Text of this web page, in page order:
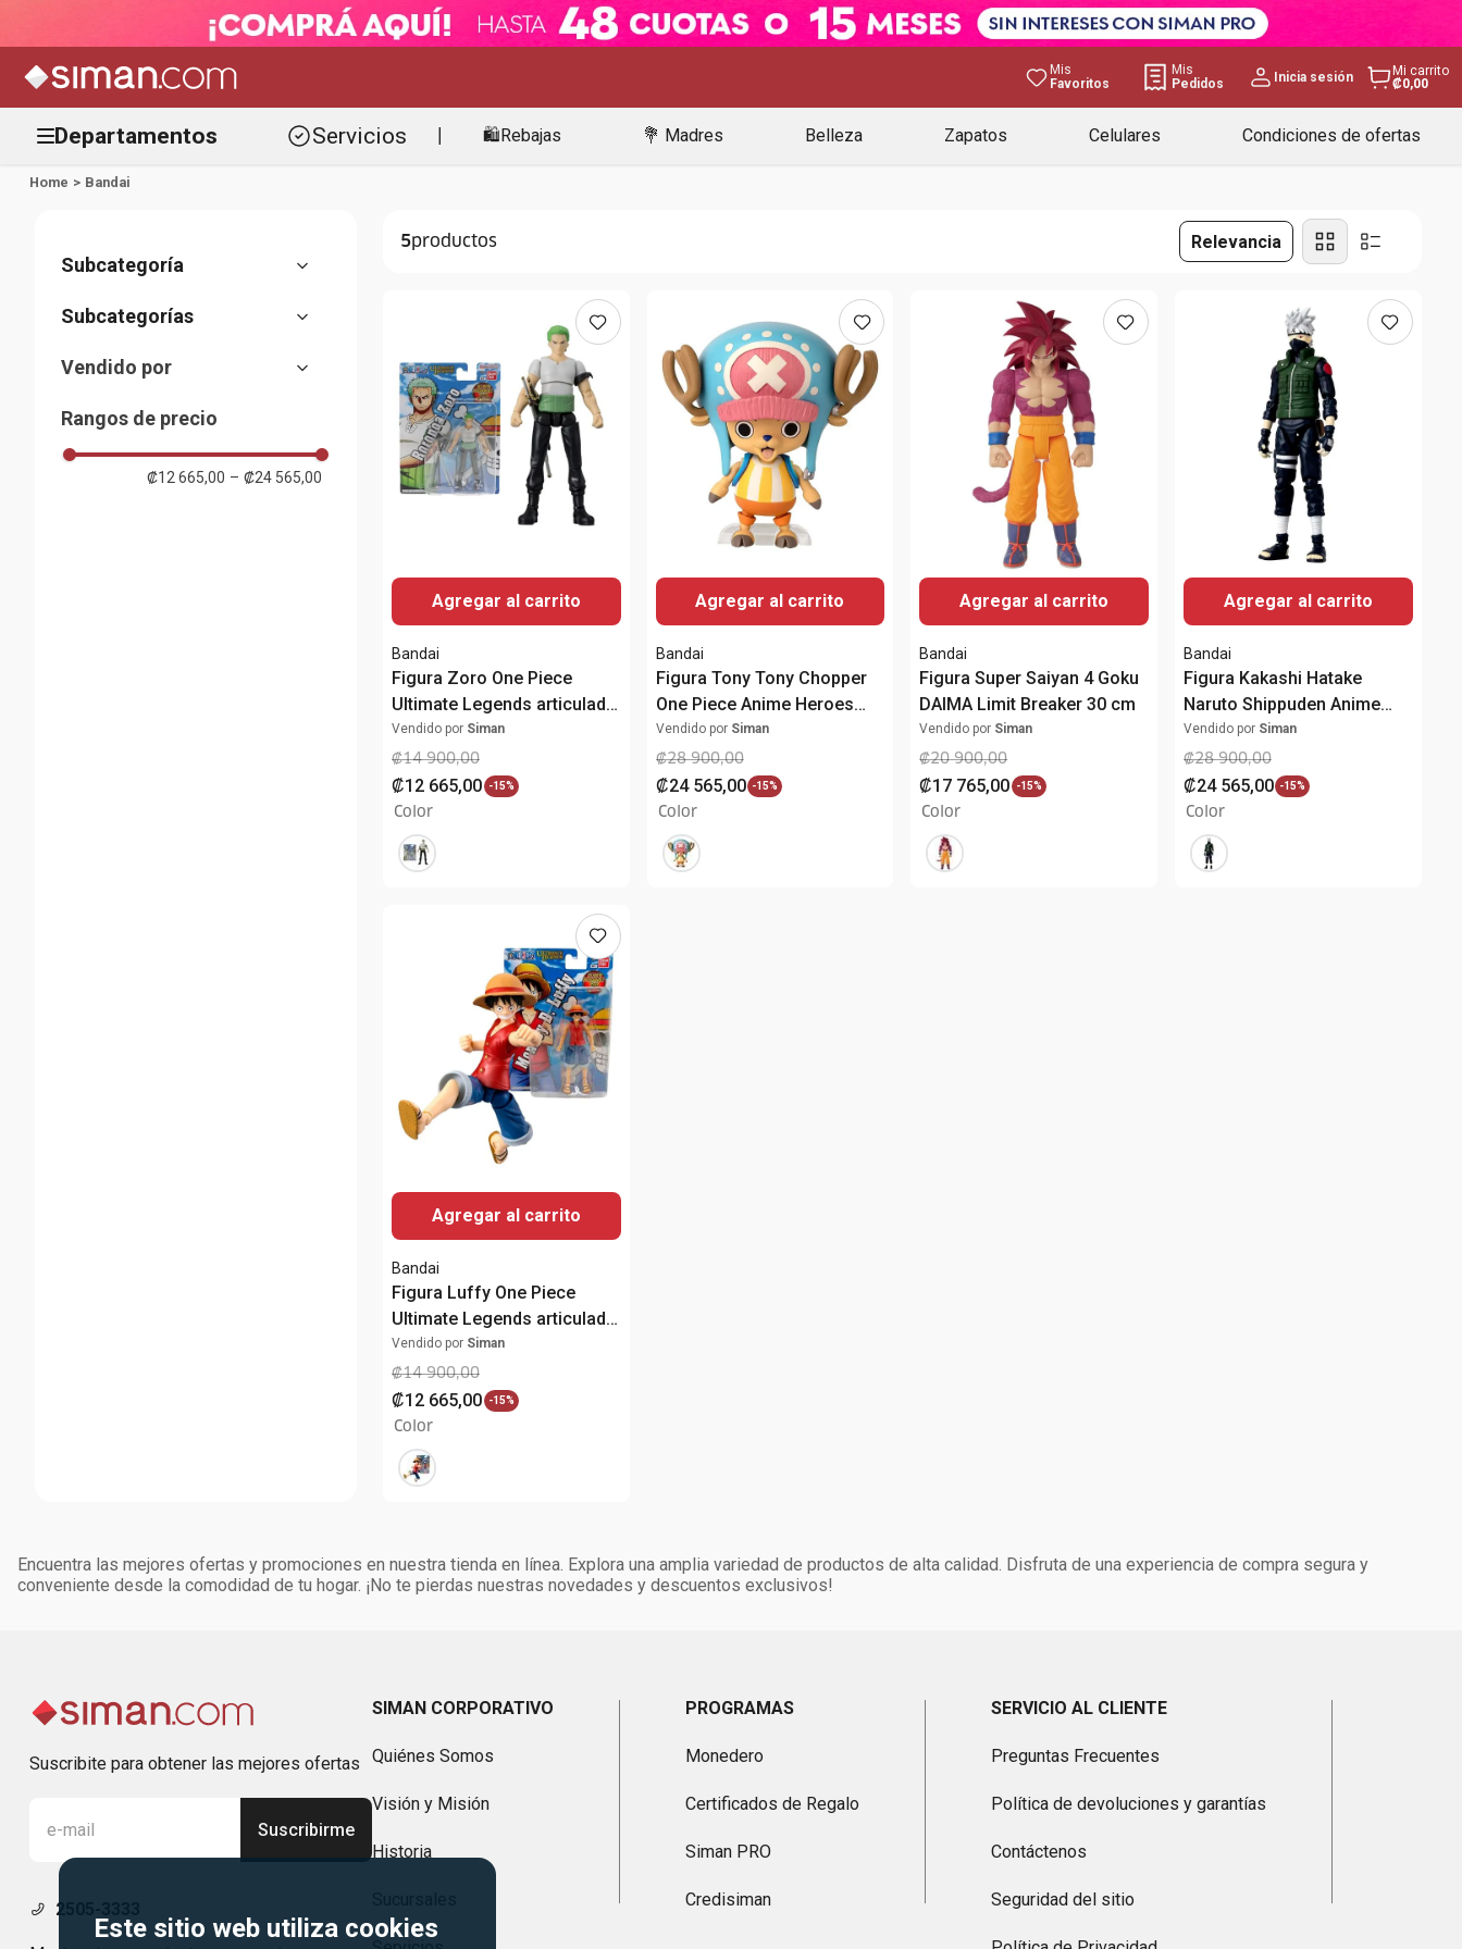
Mis
Favoritos
Mis
Pedidos
Inicia sesión
Mi carrito
₡0,00
Departamentos Servicios 🛍️Rebajas 💐 Madres Belleza Zapatos Celulares Condiciones de ofertas
Este sitio web utiliza cookies
Bandai
Niño
Figuras y accesorios
Vendido por
Almacenes Siman
Rangos de precio
₡12 665,00 – ₡24 565,00
5 Relevancia
Agregar al carrito
Bandai
Figura Zoro One Piece
Ultimate Legends articulada
12cm
Vendido por Siman
₡14 900,00
₡12 665,00 -15%
Color
Agregar al carrito
Bandai
Figura Tony Tony Chopper
One Piece Anime Heroes
16.51 cm
Vendido por Siman
₡28 900,00
₡24 565,00 -15%
Color
Agregar al carrito
Bandai
Figura Super Saiyan 4 Goku
DAIMA Limit Breaker 30 cm
Vendido por Siman
₡20 900,00
₡17 765,00 -15%
Color
Agregar al carrito
Bandai
Figura Kakashi Hatake
Naruto Shippuden Anime
Heroes 16.51 cm
Vendido por Siman
₡28 900,00
₡24 565,00 -15%
Color
Agregar al carrito
Bandai
Figura Luffy One Piece
Ultimate Legends articulada
12cm
Vendido por Siman
₡14 900,00
₡12 665,00 -15%
Color
Encuentra las mejores ofertas y promociones en nuestra tienda en línea. Explora una amplia variedad de productos de alta calidad. Disfruta de una experiencia de compra segura y
conveniente desde la comodidad de tu hogar. ¡No te pierdas nuestras novedades y descuentos exclusivos!
Suscribite para obtener las mejores ofertas
Suscribirme
2505-3333
SIMAN CORPORATIVO
Quiénes Somos
Visión y Misión
Historia
PROGRAMAS
Monedero
Certificados de Regalo
Siman PRO
Credisiman
SERVICIO AL CLIENTE
Preguntas Frecuentes
Política de devoluciones y garantías
Contáctenos
Seguridad del sitio